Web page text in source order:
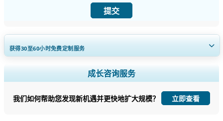
提交
获得30至60小时免费定制服务
扩大区域和国家覆盖范围， 细分市场分析， 公司简介， 竞争基准分析，
以及最终用户洞察。
立即定制
成长咨询服务
我们如何帮助您发现新机遇并更快地扩大规模？ 立即查看